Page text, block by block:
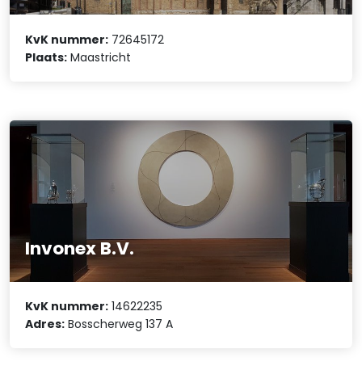
KvK nummer: 72645172
Plaats: Maastricht
Invonex B.V.
KvK nummer: 14622235
Adres: Bosscherweg 137 A